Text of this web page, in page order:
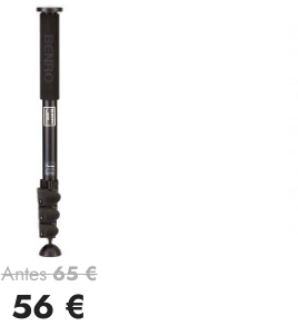
Vista rápida
Antes65 €
56 €